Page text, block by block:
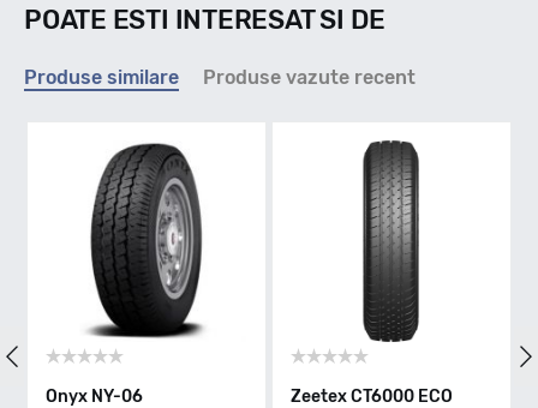
Indice greutate
110/108
Clasa de eficienta
POATE ESTI INTERESAT SI DE
Produse similare Produse vazute recent
Zeetex CT6000 ECO
Mazzini EFFIVAN